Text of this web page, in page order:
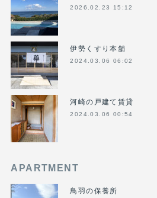
2026.02.23 15:12
伊勢くすり本舗
2024.03.06 06:02
河崎の戸建て賃貸
2024.03.06 00:54
APARTMENT
鳥羽の保養所